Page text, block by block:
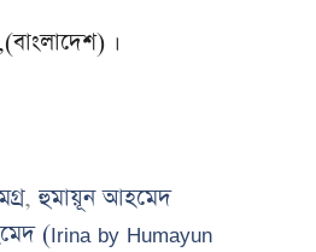
।
,হুমায়ূন আহমেদ
(Irina by Humayun